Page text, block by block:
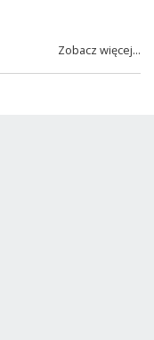
Zobacz więcej...